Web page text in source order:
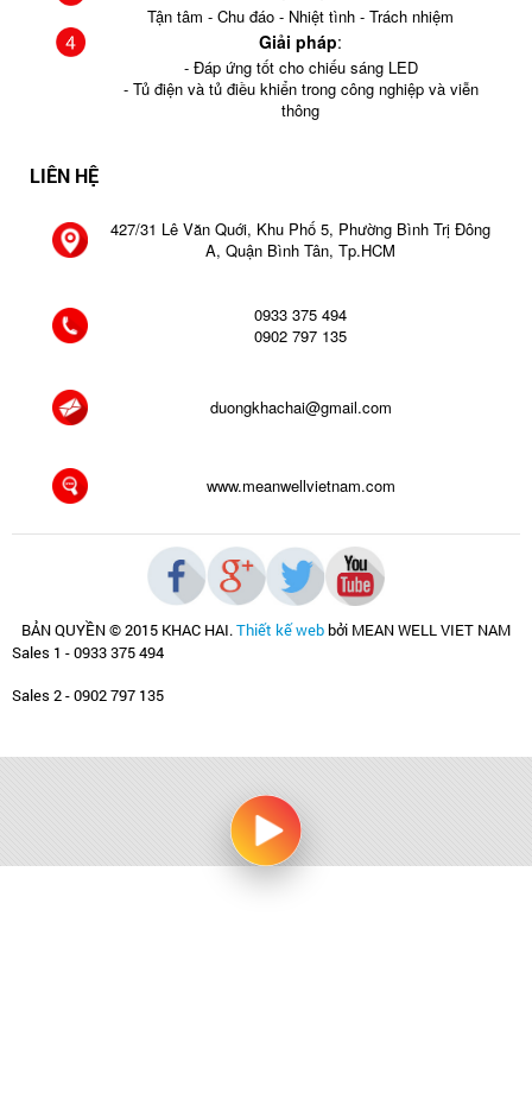
Tận tâm - Chu đáo - Nhiệt tình - Trách nhiệm
Giải pháp:
- Đáp ứng tốt cho chiếu sáng LED
- Tủ điện và tủ điều khiển trong công nghiệp và viễn
thông
LIÊN HỆ
427/31 Lê Văn Quới, Khu Phố 5, Phường Bình Trị Đông
A, Quận Bình Tân, Tp.HCM
0933 375 494
0902 797 135
duongkhachai@gmail.com
www.meanwellvietnam.com
BẢN QUYỀN © 2015 KHAC HAI.Thiết kế webbởi MEAN WELL VIET NAM
Sales 1 - 0933 375 494
Sales 2 - 0902 797 135